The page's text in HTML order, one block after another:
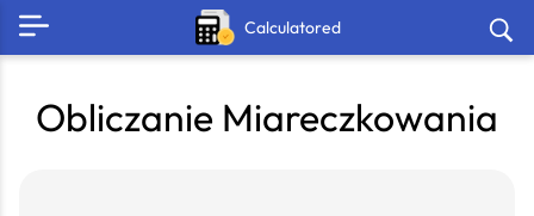
Calculatored
Obliczanie Miareczkowania